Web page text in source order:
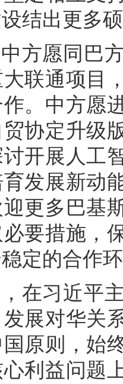
结出更多
方愿同巴
联通项目
。中方愿
协定升级
开展人工
发展新动
更多巴基
要措施，
定的合作
在习近平
展对华关
原则，始
利益问题